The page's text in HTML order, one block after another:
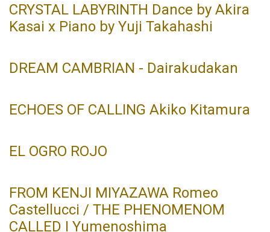
CRYSTAL LABYRINTH Dance by Akira
Kasai x Piano by Yuji Takahashi
DREAM CAMBRIAN - Dairakudakan
ECHOES OF CALLING Akiko Kitamura
EL OGRO ROJO
FROM KENJI MIYAZAWA Romeo
Castellucci / THE PHENOMENOM
CALLED I Yumenoshima